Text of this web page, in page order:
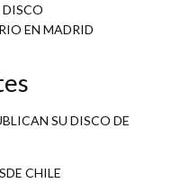
EN MADRID
SU DISCO DE
CHILE